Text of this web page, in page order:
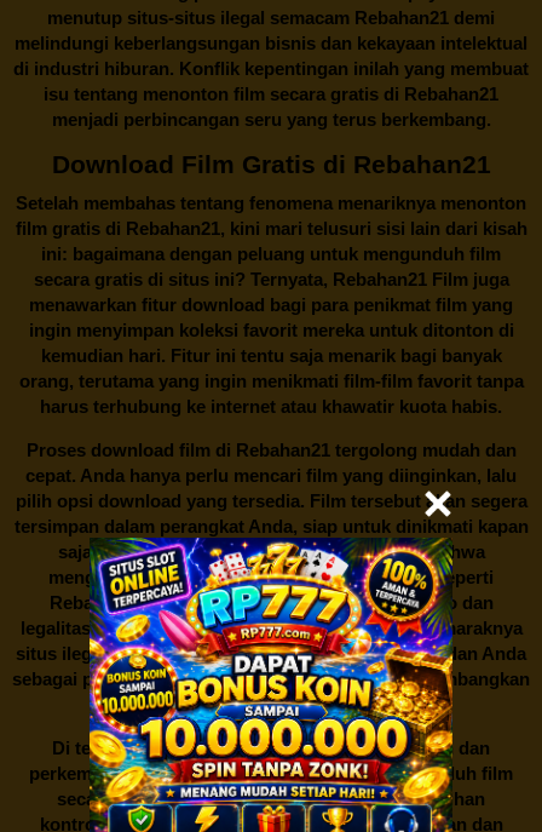
menutup situs-situs ilegal semacam Rebahan21 demi
melindungi keberlangsungan bisnis dan kekayaan intelektual
di industri hiburan. Konflik kepentingan inilah yang membuat
isu tentang menonton film secara gratis di Rebahan21
menjadi perbincangan seru yang terus berkembang.
Download Film Gratis di Rebahan21
Setelah membahas tentang fenomena menariknya menonton
film gratis di Rebahan21, kini mari telusuri sisi lain dari kisah
ini: bagaimana dengan peluang untuk mengunduh film
secara gratis di situs ini? Ternyata, Rebahan21 Film juga
menawarkan fitur download bagi para penikmat film yang
ingin menyimpan koleksi favorit mereka untuk ditonton di
kemudian hari. Fitur ini tentu saja menarik bagi banyak
orang, terutama yang ingin menikmati film-film favorit tanpa
harus terhubung ke internet atau khawatir kuota habis.
Proses download film di Rebahan21tergolong mudah dan
cepat. Anda hanya perlu mencari film yang diinginkan, lalu
pilih opsi download yang tersedia. Film tersebut akan segera
tersimpan dalam perangkat Anda, siap untuk dinikmati kapan
saja dan di mana saja. Namun, perlu diingat bahwa
mengunduh film secara gratis dari situs-situs seperti
Rebahan21 juga berarti berurusan dengan risiko dan
legalitas. Seperti yang telah dibahas sebelumnya, maraknya
situs ilegal semacam ini menimbulkan kontroversi, dan Anda
sebagai pengguna juga perlu bijak dalam mempertimbangkan
akibat dari tindakan tersebut.
Di tengah dinamika persaingan industri hiburan dan
perkembangan teknologi, menonton dan mengunduh film
secara gratis diRebahan21menjadi sebuah pilihan
kontroversial. Meskipun menawarkan kenyamanan dan